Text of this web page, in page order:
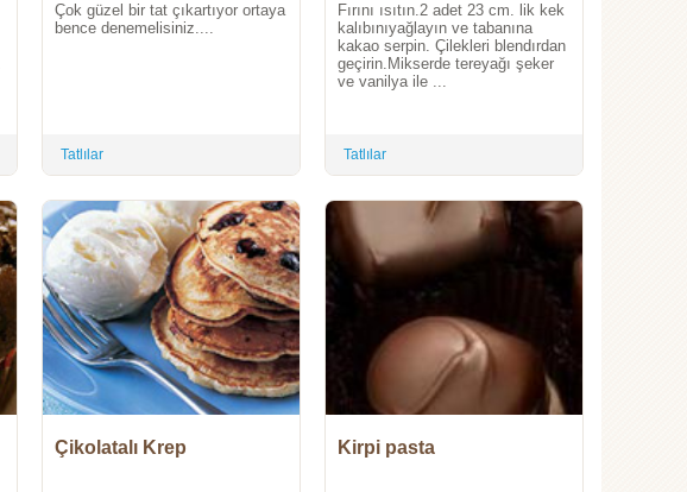
Çok güzel bir tat çıkartıyor ortaya
bence denemelisiniz....
Tatlılar
Fırını ısıtın.2 adet 23 cm. lik kek
kalıbınıyağlayın ve tabanına
kakao serpin. Çilekleri blendırdan
geçirin.Mikserde tereyağı şeker
ve vanilya ile ...
Tatlılar
Çikolatalı Krep Kirpi pasta